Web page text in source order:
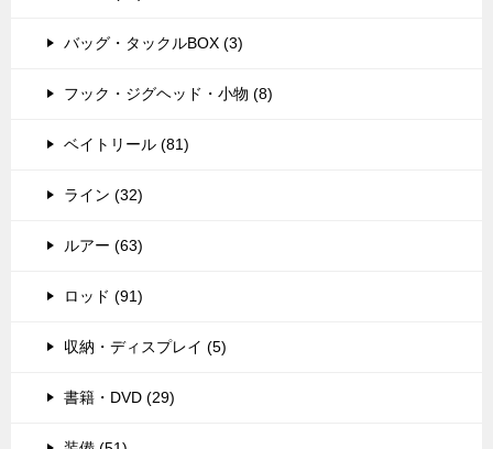
バッグ・タックルBOX (3)
フック・ジグヘッド・小物 (8)
ベイトリール (81)
ライン (32)
ルアー (63)
ロッド (91)
収納・ディスプレイ (5)
書籍・DVD (29)